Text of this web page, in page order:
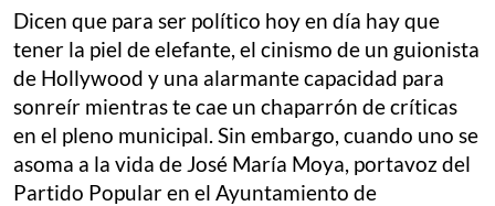
Dicen que para ser político hoy en día hay que
tener la piel de elefante, el cinismo de un guionista
de Hollywood y una alarmante capacidad para
sonreír mientras te cae un chaparrón de críticas
en el pleno municipal. Sin embargo, cuando uno se
asoma a la vida de José María Moya, portavoz del
Partido Popular en el Ayuntamiento de